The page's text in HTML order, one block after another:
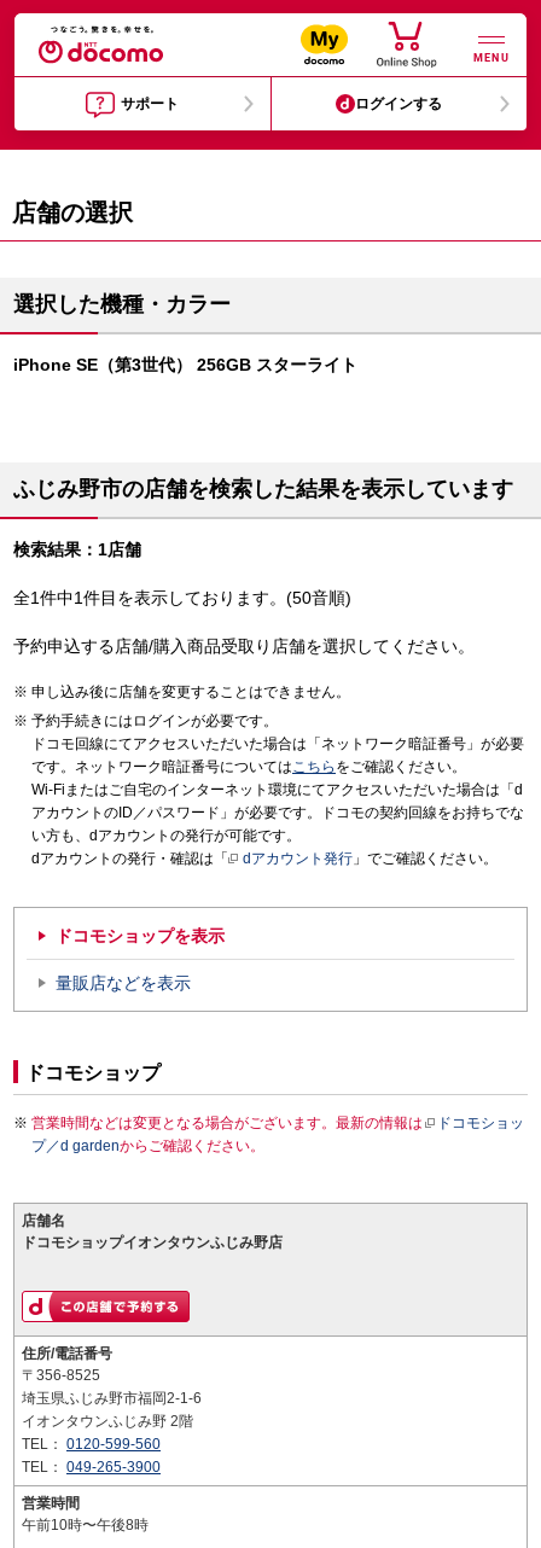
MENU
サポート ログインする
店舗の選択
選択した機種・カラー
iPhone SE（第3世代） 256GB スターライト
ふじみ野市の店舗を検索した結果を表示しています
検索結果：1店舗
全1件中1件目を表示しております。(50音順)
予約申込する店舗/購入商品受取り店舗を選択してください。
申し込み後に店舗を変更することはできません。
予約手続きにはログインが必要です。
ドコモ回線にてアクセスいただいた場合は「ネットワーク暗証番号」が必要
です。ネットワーク暗証番号についてはこちら をご確認ください。
Wi-Fiまたはご自宅のインターネット環境にてアクセスいただいた場合は「d
アカウントのID／パスワード」が必要です。ドコモの契約回線をお持ちでな
い方も、dアカウントの発行が可能です。
dアカウントの発行・確認は「
dアカウント発行 」でご確認ください。
ドコモショップを表示
量販店などを表示
ドコモショップ
営業時間などは変更となる場合がございます。最新の情報は
ドコモショッ
プ／d gardenからご確認ください。
店舗名
ドコモショップイオンタウンふじみ野店
住所/電話番号
〒356-8525
埼玉県ふじみ野市福岡2-1-6
イオンタウンふじみ野 2階
TEL： 0120-599-560
TEL： 049-265-3900
営業時間
午前10時〜午後8時